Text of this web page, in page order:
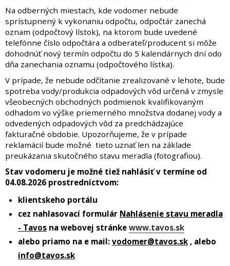
Na odberných miestach, kde vodomer nebude
sprístupnený k vykonaniu odpočtu, odpočtár zanechá
oznam (odpočtový lístok), na ktorom bude uvedené
telefónne číslo odpočtára a odberateľ/producent si môže
dohodnúť nový termín odpočtu do 5 kalendárnych dní odo
dňa zanechania oznamu (odpočtového lístka).
V prípade, že nebude odčítanie zrealizované v lehote, bude
spotreba vody/produkcia odpadových vôd určená v zmysle
všeobecných obchodných podmienok kvalifikovaným
odhadom vo výške priemerného množstva dodanej vody a
odvedených odpadových vôd za predchádzajúce
fakturačné obdobie. Upozorňujeme, že v prípade
reklamácií bude možné tieto uznať len na základe
preukázania skutočného stavu meradla (fotografiou).
Stav vodomeru je možné tiež nahlásiť v termíne od
04.08.2026 prostredníctvom:
klientskeho portálu
cez nahlasovací formulár Nahlásenie stavu meradla
- Tavos na webovej stránke www.tavos.sk
alebo priamo na e mail: vodomer@tavos.sk , alebo
info@tavos.sk